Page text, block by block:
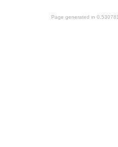
Page generated in